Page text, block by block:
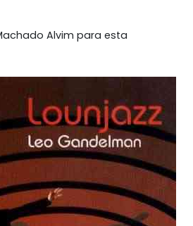
Alvim para esta